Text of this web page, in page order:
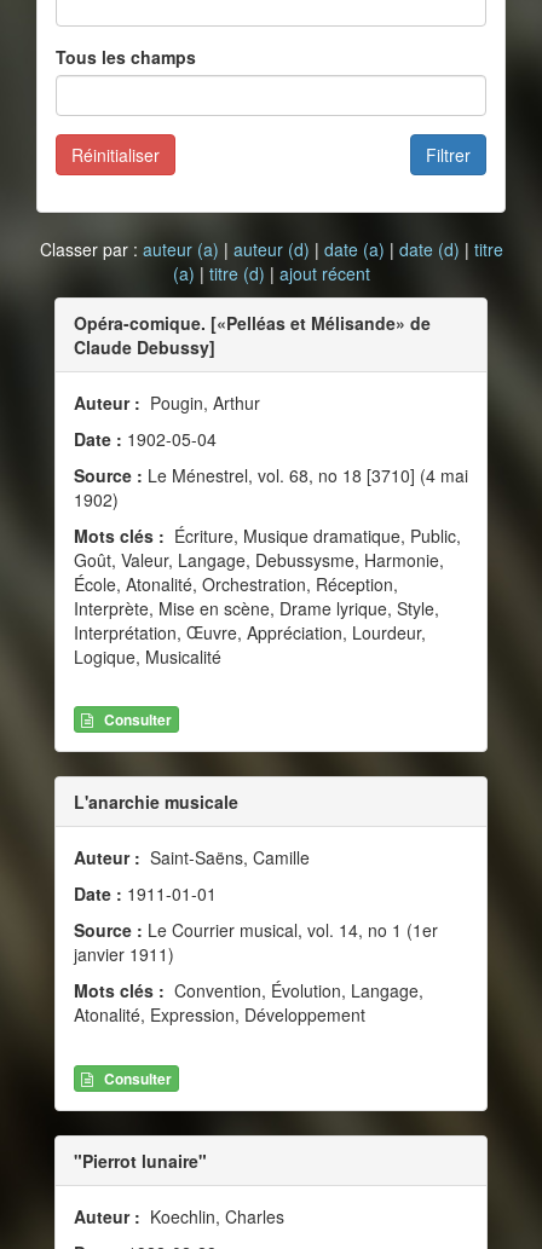
Tous les champs
Filtrer
Réinitialiser
Classer par : auteur (a) | auteur (d) | date (a) | date (d) | titre
(a) | titre (d) | ajout récent
Opéra-comique. [«Pelléas et Mélisande» de
Claude Debussy]
Auteur : Pougin, Arthur
Date : 1902-05-04
Source : Le Ménestrel, vol. 68, no 18 [3710] (4 mai
1902)
Mots clés : Écriture, Musique dramatique, Public,
Goût, Valeur, Langage, Debussysme, Harmonie,
École, Atonalité, Orchestration, Réception,
Interprète, Mise en scène, Drame lyrique, Style,
Interprétation, Œuvre, Appréciation, Lourdeur,
Logique, Musicalité
Consulter
L'anarchie musicale
Auteur : Saint-Saëns, Camille
Date : 1911-01-01
Source : Le Courrier musical, vol. 14, no 1 (1er
janvier 1911)
Mots clés : Convention, Évolution, Langage,
Atonalité, Expression, Développement
Consulter
"Pierrot lunaire"
Auteur : Koechlin, Charles